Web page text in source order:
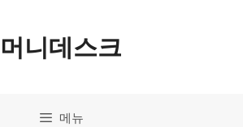
머니데스크
메뉴